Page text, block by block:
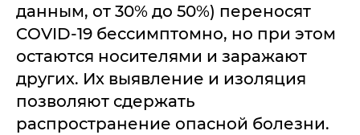
данным, от 30% до 50%) переносят
COVID-19 бессимптомно, но при этом
остаются носителями и заражают
других. Их выявление и изоляция
позволяют сдержать
распространение опасной болезни.